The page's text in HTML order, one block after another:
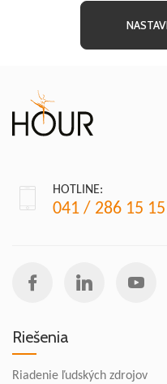
HOTLINE:
041 / 286 15 15
Riešenia
Riadenie ľudských zdrojov